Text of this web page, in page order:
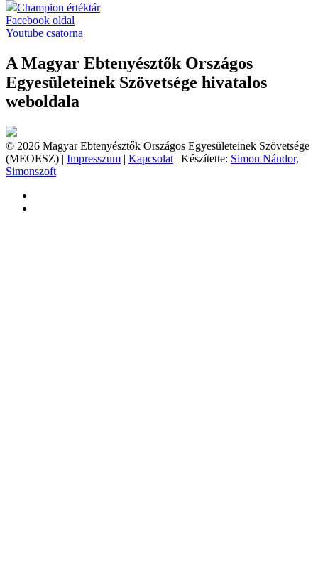
Champion értéktár
Facebook oldal
Youtube csatorna
A Magyar Ebtenyésztők Országos
Egyesületeinek Szövetsége hivatalos
weboldala
© 2026 Magyar Ebtenyésztők Országos Egyesületeinek Szövetsége
(MEOESZ) | Impresszum | Kapcsolat | Készítette: Simon Nándor,
Simonszoft